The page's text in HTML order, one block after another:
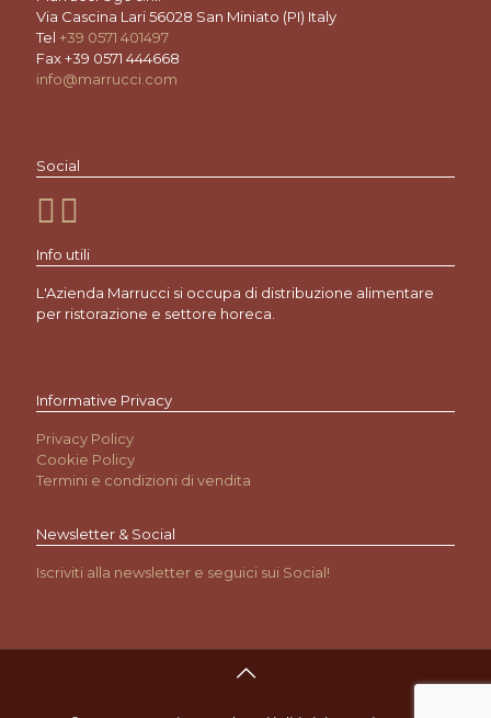
Via Cascina Lari 56028 San Miniato (PI) Italy
Tel +39 0571 401497
Fax +39 0571 444668
info@marrucci.com
Social
Info utili
L'Azienda Marrucci si occupa di distribuzione alimentare
per ristorazione e settore horeca.
Informative Privacy
Privacy Policy
Cookie Policy
Termini e condizioni di vendita
Newsletter & Social
Iscriviti alla newsletter e seguici sui Social!